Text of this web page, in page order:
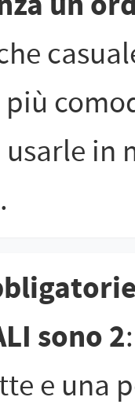
in
sono 2
e una